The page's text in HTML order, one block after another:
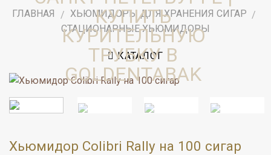
ГЛАВНАЯ / ХЬЮМИДОРЫ ДЛЯ ХРАНЕНИЯ СИГАР /
СТАЦИОНАРНЫЕ ХЬЮМИДОРЫ
КАТАЛОГ
Хьюмидор Colibri Rally на 100 сигар